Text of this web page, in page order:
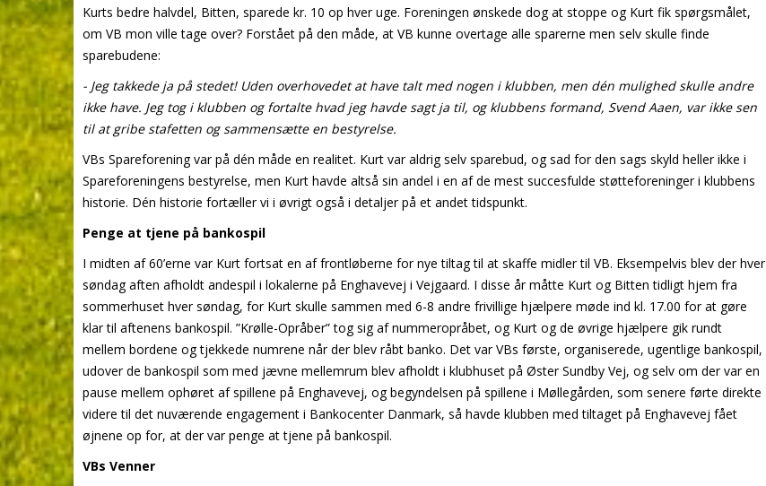
Kurts bedre halvdel, Bitten, sparede kr. 10 op hver uge. Foreningen ønskede dog at stoppe og Kurt fik spørgsmålet,
om VB mon ville tage over? Forstået på den måde, at VB kunne overtage alle sparerne men selv skulle finde
sparebudene:
- Jeg takkede ja på stedet! Uden overhovedet at have talt med nogen i klubben, men dén mulighed skulle andre
ikke have. Jeg tog i klubben og fortalte hvad jeg havde sagt ja til, og klubbens formand, Svend Aaen, var ikke sen
til at gribe stafetten og sammensætte en bestyrelse.
VBs Spareforening var på dén måde en realitet. Kurt var aldrig selv sparebud, og sad for den sags skyld heller ikke i
Spareforeningens bestyrelse, men Kurt havde altså sin andel i en af de mest succesfulde støtteforeninger i klubbens
historie. Dén historie fortæller vi i øvrigt også i detaljer på et andet tidspunkt.
Penge at tjene på bankospil
I midten af 60’erne var Kurt fortsat en af frontløberne for nye tiltag til at skaffe midler til VB. Eksempelvis blev der hver
søndag aften afholdt andespil i lokalerne på Enghavevej i Vejgaard. I disse år måtte Kurt og Bitten tidligt hjem fra
sommerhuset hver søndag, for Kurt skulle sammen med 6-8 andre frivillige hjælpere møde ind kl. 17.00 for at gøre
klar til aftenens bankospil. ”Krølle-Opråber” tog sig af nummeropråbet, og Kurt og de øvrige hjælpere gik rundt
mellem bordene og tjekkede numrene når der blev råbt banko. Det var VBs første, organiserede, ugentlige bankospil,
udover de bankospil som med jævne mellemrum blev afholdt i klubhuset på Øster Sundby Vej, og selv om der var en
pause mellem ophøret af spillene på Enghavevej, og begyndelsen på spillene i Møllegården, som senere førte direkte
videre til det nuværende engagement i Bankocenter Danmark, så havde klubben med tiltaget på Enghavevej fået
øjnene op for, at der var penge at tjene på bankospil.
VBs Venner